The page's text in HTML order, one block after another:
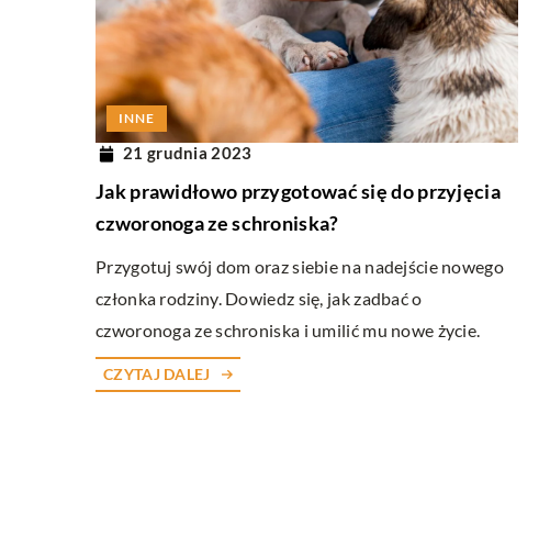
INNE
21 grudnia 2023
Jak prawidłowo przygotować się do przyjęcia
czworonoga ze schroniska?
Przygotuj swój dom oraz siebie na nadejście nowego
członka rodziny. Dowiedz się, jak zadbać o
czworonoga ze schroniska i umilić mu nowe życie.
CZYTAJ DALEJ